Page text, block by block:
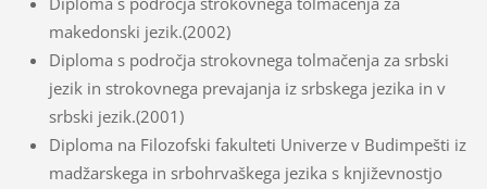
makedonski jezik.(2002)
Diploma s področja strokovnega tolmačenja za srbski
jezik in strokovnega prevajanja iz srbskega jezika in v
srbski jezik.(2001)
Diploma na Filozofski fakulteti Univerze v Budimpešti iz
madžarskega in srbohrvaškega jezika s književnostjo